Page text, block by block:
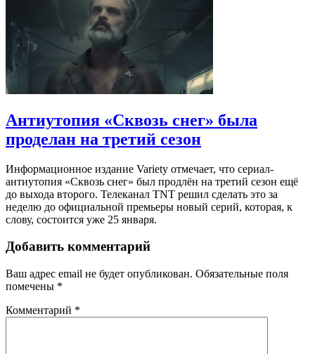
Антиутопия «Сквозь снег» была
проделан на третий сезон
Информационное издание Variety отмечает, что сериал-
антиутопия «Сквозь снег» был продлён на третий сезон ещё
до выхода второго. Телеканал TNT решил сделать это за
неделю до официальной премьеры новый серий, которая, к
слову, состоится уже 25 января.
Добавить комментарий
Ваш адрес email не будет опубликован. Обязательные поля
помечены *
Комментарий *